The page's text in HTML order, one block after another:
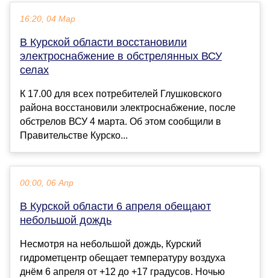
16:20, 04 Мар
В Курской области восстановили
электроснабжение в обстрелянных ВСУ
селах
К 17.00 для всех потребителей Глушковского
района восстановили электроснабжение, после
обстрелов ВСУ 4 марта. Об этом сообщили в
Правительстве Курско...
00:00, 06 Апр
В Курской области 6 апреля обещают
небольшой дождь
Несмотря на небольшой дождь, Курский
гидрометцентр обещает температуру воздуха
днём 6 апреля от +12 до +17 градусов. Ночью